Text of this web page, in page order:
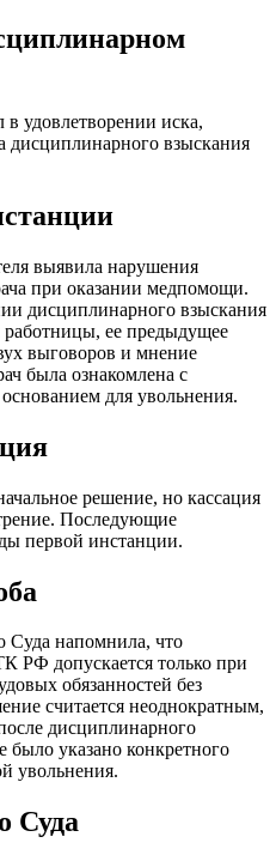
удовлетворении иска,
дисциплинарного взыскания
выявила нарушения
при оказании медпомощи.
дисциплинарного взыскания
работницы, ее предыдущее
выговоров и мнение
была ознакомлена с
для увольнения.
решение, но кассация
Последующие
первой инстанции.
Суда напомнила, что
РФ допускается только при
обязанностей без
считается неоднократным,
дисциплинарного
было указано конкретного
увольнения.
Суда